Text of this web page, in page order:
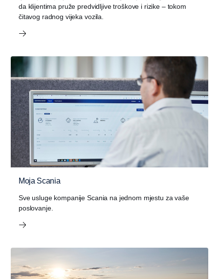
da klijentima pruže predvidljive troškove i rizike – tokom
čitavog radnog vijeka vozila.
Moja Scania
Sve usluge kompanije Scania na jednom mjestu za vaše
poslovanje.